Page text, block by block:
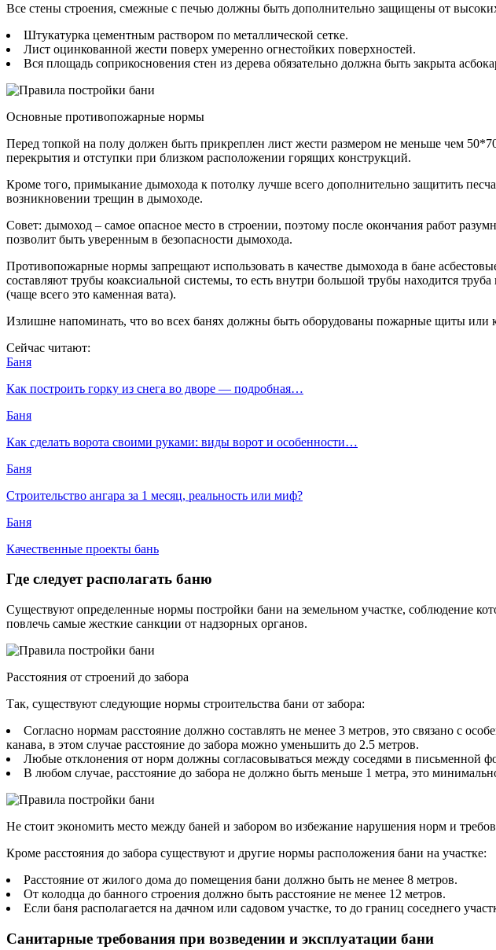
Все стены строения, смежные с печью должны быть дополнительно защищены от
Штукатурка цементным раствором по металлической сетке.
Лист оцинкованной жести поверх умеренно огнестойких поверхностей.
Вся площадь соприкосновения стен из дерева обязательно должна быть закрыта
Основные противопожарные нормы
Перед топкой на полу должен быть прикреплен лист жести размером не меньше чем
перекрытия и отступки при близком расположении горящих конструкций.
Кроме того, примыкание дымохода к потолку лучше всего дополнительно защитить
возникновении трещин в дымоходе.
Совет: дымоход – самое опасное место в строении, поэтому после окончания работ
позволит быть уверенным в безопасности дымохода.
Противопожарные нормы запрещают использовать в качестве дымохода в бане
составляют трубы коаксиальной системы, то есть внутри большой трубы находится
(чаще всего это каменная вата).
Излишне напоминать, что во всех банях должны быть оборудованы пожарные щиты
Сейчас читают:
Баня
Как построить горку из снега во дворе — подробная…
Баня
Как сделать ворота своими руками: виды ворот и особенности…
Баня
Строительство ангара за 1 месяц, реальность или миф?
Баня
Качественные проекты бань
Где следует располагать баню
Существуют определенные нормы постройки бани на земельном участке, соблюдение
повлечь самые жесткие санкции от надзорных органов.
Расстояния от строений до забора
Так, существуют следующие нормы строительства бани от забора:
Согласно нормам расстояние должно составлять не менее 3 метров, это связано с
канава, в этом случае расстояние до забора можно уменьшить до 2.5 метров.
Любые отклонения от норм должны согласовываться между соседями в письменной
В любом случае, расстояние до забора не должно быть меньше 1 метра, это
Не стоит экономить место между баней и забором во избежание нарушения норм и
Кроме расстояния до забора существуют и другие нормы расположения бани на участке:
Расстояние от жилого дома до помещения бани должно быть не менее 8 метров.
От колодца до банного строения должно быть расстояние не менее 12 метров.
Если баня располагается на дачном или садовом участке, то до границ соседнего
Санитарные требования при возведении и эксплуатации бани